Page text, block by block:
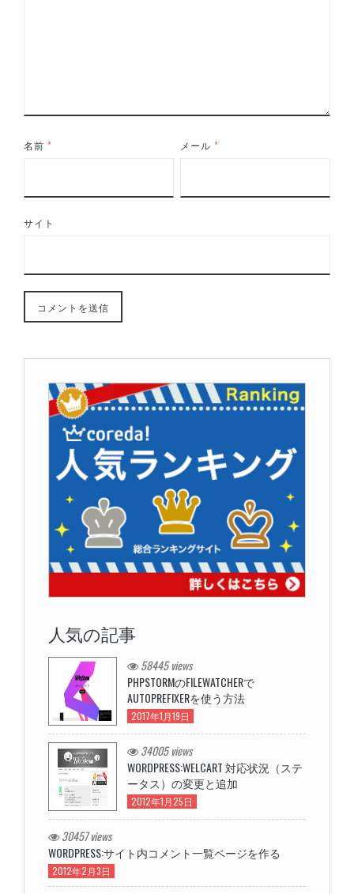
名前 * メール *
サイト
人気の記事
58445 views
PHPSTORMのFILEWATCHERで
AUTOPREFIXERを使う方法
2017年1月19日
34005 views
WORDPRESS:WELCART 対応状況（ステ
ータス）の変更と追加
2012年1月25日
30457 views
WORDPRESS:サイト内コメント一覧ページを作る
2012年2月3日